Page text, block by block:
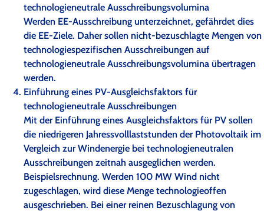
technologieneutrale Ausschreibungsvolumina
Werden EE-Ausschreibung unterzeichnet, gefährdet dies
die EE-Ziele. Daher sollen nicht-bezuschlagte Mengen von
technologiespezifischen Ausschreibungen auf
technologieneutrale Ausschreibungsvolumina übertragen
werden.
Einführung eines PV-Ausgleichsfaktors für
technologieneutrale Ausschreibungen
Mit der Einführung eines Ausgleichsfaktors für PV sollen
die niedrigeren Jahressvolllaststunden der Photovoltaik im
Vergleich zur Windenergie bei technologieneutralen
Ausschreibungen zeitnah ausgeglichen werden.
Beispielsrechnung. Werden 100 MW Wind nicht
zugeschlagen, wird diese Menge technologieoffen
ausgeschrieben. Bei einer reinen Bezuschlagung von